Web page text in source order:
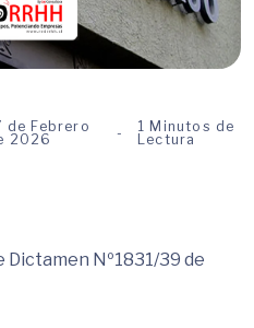
de Febrero
2026
1 Minutos de
Lectura
Nº1831/39 de